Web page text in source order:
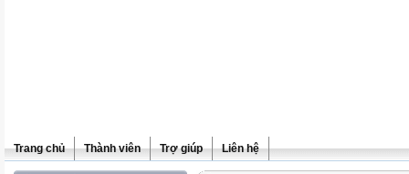
Trang chủ Thành viên Trợ giúp Liên hệ